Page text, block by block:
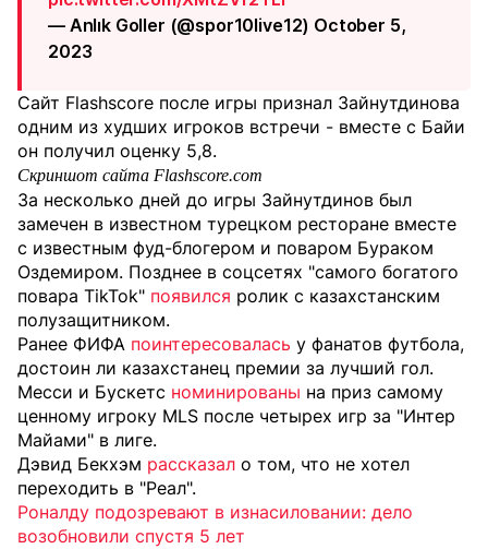
— Anlık Goller (@spor10live12) October 5,
2023
Сайт Flashscore после игры признал Зайнутдинова
одним из худших игроков встречи - вместе с Байи
он получил оценку 5,8.
Скриншот сайта Flashscore.com
За несколько дней до игры Зайнутдинов был
замечен в известном турецком ресторане вместе
с известным фуд-блогером и поваром Бураком
Оздемиром. Позднее в соцсетях "самого богатого
повара TikTok" появился ролик с казахстанским
полузащитником.
Ранее ФИФА поинтересовалась у фанатов футбола,
достоин ли казахстанец премии за лучший гол.
Месси и Бускетс номинированы на приз самому
ценному игроку MLS после четырех игр за "Интер
Майами" в лиге.
Дэвид Бекхэм рассказал о том, что не хотел
переходить в "Реал".
Роналду подозревают в изнасиловании: дело
возобновили спустя 5 лет